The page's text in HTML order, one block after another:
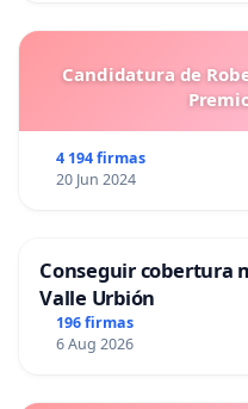
Candidatura de
4 194 firmas
20 Jun 2024
Conseguir cobertura
Valle Urbión
196 firmas
6 Aug 2026